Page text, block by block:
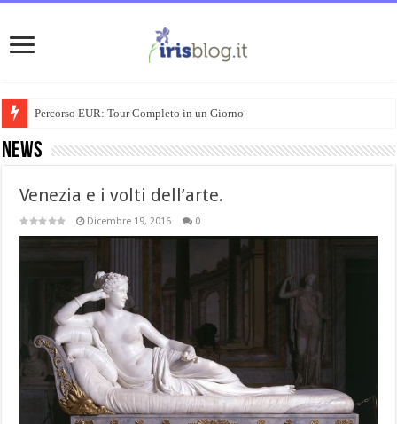
Percorso EUR: Tour Completo in un Giorno
News
Venezia e i volti dell’arte.
Dicembre 19, 2016 0